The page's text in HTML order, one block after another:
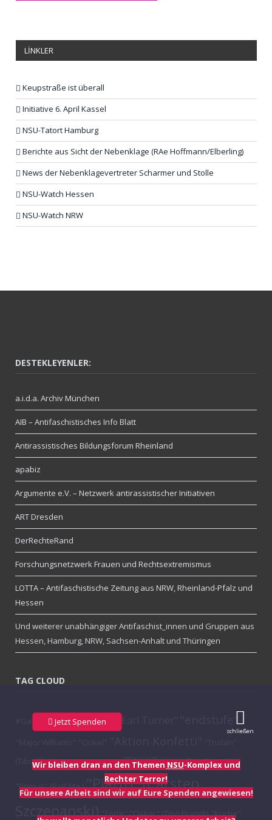
LİNKLER
Keupstraße ist überall
Initiative 6. April Kassel
NSU-Tatort Hamburg
Berichte aus Sicht der Nebenklage (RAe Hoffmann/Elberling)
News der Nebenklagevertreter Scharmer und Stolle
NSU-Watch Hessen
NSU-Watch NRW
DESTEKLEYENLER:
a.i.d.a. Archiv München
AIB – Antifaschistisches Info Blatt
Antirassistisches Bildungsforum Rheinland
apabiz
Argumente e.V. – Netzwerk antirassistischer Initiativen
ART Dresden
DerRechteRand
Forschungsnetzwerk Frauen und Rechtsextremismus
LOTTA – Antifaschistische Zeitung aus NRW, Rheinland-Pfalz und
Hessen
Und weiterer unabhängiger Antifaschist_innen und Gruppen aus
Hessen, Hamburg, NRW, Sachsen-Anhalt und Thüringen
TAG CLOUD
#Gauck #Bundespräsident
(Tibor Re.) "Eisenbahnromantik" "Steini""Otto" (Tino Brandt)
"Primus" (Ralf Ma.)"Piatto" (Carsten
Szczepanski)"Torte""Oskar" (Tino Brandt)"Küche"
schließen
Jetzt Spenden
Wir bleiben dran an den Themen NSU-Komplex und
Rechter Terror!
Für unsere Arbeit sind wir auf Eure Spenden angewiesen!